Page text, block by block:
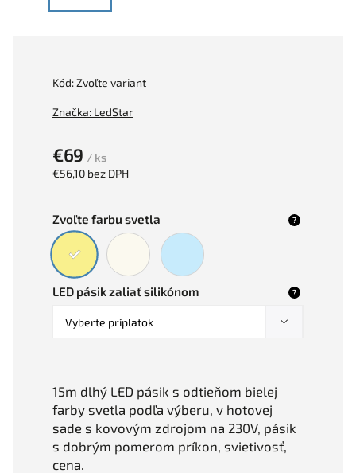
Kód:Zvoľte variant
Značka: LedStar
€69 / ks
€56,10 bez DPH
Zvoľte farbu svetla ?
LED pásik zaliať silikónom ?
15m dlhý LED pásik s odtieňom bielej
farby svetla podľa výberu, v hotovej
sade s kovovým zdrojom na 230V, pásik
s dobrým pomerom príkon, svietivosť,
cena.